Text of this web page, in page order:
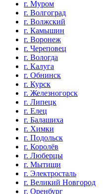
г. Муром
г. Волгоград
г. Волжский
г. Камышин
г. Воронеж
г. Череповец
г. Вологда
г. Калуга
г. Обнинск
г. Курск
г. Железногорск
г. Липецк
г. Елец
г. Балашиха
г. Химки
г. Подольск
г. Королёв
г. Люберцы
г. Мытищи
г. Электросталь
г. Великий Новгород
г. Оренбург